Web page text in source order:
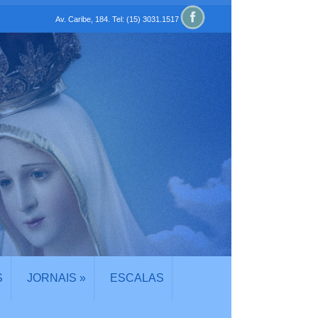
Av. Caribe, 184. Tel: (15) 3031.1517
JORNAIS » ESCALAS